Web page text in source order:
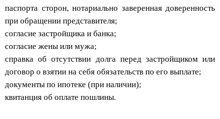
паспорта сторон, нотариально заверенная доверенность
при обращении представителя;
согласие застройщика и банка;
согласие жены или мужа;
справка об отсутствии долга перед застройщиком или
договор о взятии на себя обязательств по его выплате;
документы по ипотеке (при наличии);
квитанция об оплате пошлины.